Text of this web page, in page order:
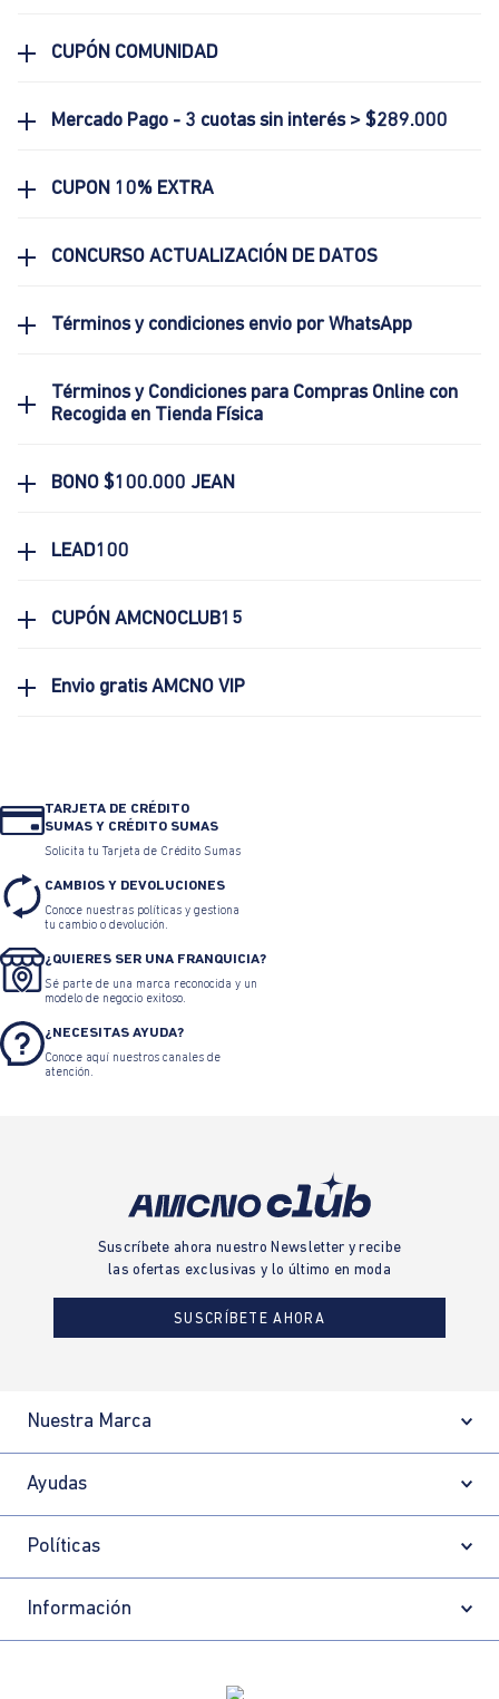
CUPÓN COMUNIDAD
Mercado Pago - 3 cuotas sin interés > $289.000
CUPON 10% EXTRA
CONCURSO ACTUALIZACIÓN DE DATOS
Términos y condiciones envio por WhatsApp
Términos y Condiciones para Compras Online con
Recogida en Tienda Física
BONO $100.000 JEAN
LEAD100
CUPÓN AMCNOCLUB15
Envio gratis AMCNO VIP
TARJETA DE CRÉDITO
SUMAS Y CRÉDITO SUMAS
Solicita tu Tarjeta de Crédito Sumas
CAMBIOS Y DEVOLUCIONES
Conoce nuestras políticas y gestiona
tu cambio o devolución.
¿QUIERES SER UNA FRANQUICIA?
Sé parte de una marca reconocida y un
modelo de negocio exitoso.
¿NECESITAS AYUDA?
Conoce aquí nuestros canales de
atención.
Suscríbete ahora nuestro Newsletter y recibe
las ofertas exclusivas y lo último en moda
SUSCRÍBETE AHORA
Nuestra Marca
Ayudas
Políticas
Información